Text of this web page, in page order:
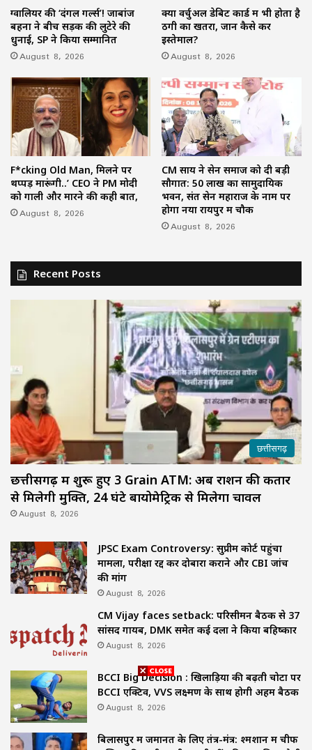
ग्वालियर की ‘दंगल गर्ल्स’! जाबांज
बहनों ने बीच सड़क की लुटेरे की
धुनाई, SP ने किया सम्मानित
August 8, 2026
क्या वर्चुअल डेबिट कार्ड में भी होता है
ठगी का खतरा, जानें कैसे करें
इस्तेमाल?
August 8, 2026
F*cking Old Man, मिलने पर
थप्पड़ मारूंगी..’ CEO ने PM मोदी
को गाली और मारने की कही बात,
August 8, 2026
CM साय ने सेन समाज को दी बड़ी
सौगात: 50 लाख का सामुदायिक
भवन, संत सेन महाराज के नाम पर
होगा नया रायपुर में चौक
August 8, 2026
Recent Posts
छत्तीसगढ़
छत्तीसगढ़ में शुरू हुए 3 Grain ATM: अब राशन की कतार
से मिलेगी मुक्ति, 24 घंटे बायोमेट्रिक से मिलेगा चावल
August 8, 2026
JPSC Exam Controversy: सुप्रीम कोर्ट पहुंचा
मामला, परीक्षा रद्द कर दोबारा कराने और CBI जांच
की मांग
August 8, 2026
CM Vijay faces setback: परिसीमन बैठक से 37
सांसद गायब, DMK समेत कई दलों ने किया बहिष्कार
August 8, 2026
BCCI Big Decision : खिलाड़ियों की बढ़ती चोटों पर
BCCI एक्टिव, VVS लक्ष्मण के साथ होगी अहम बैठक
August 8, 2026
बिलासपुर में जमानत के लिए तंत्र-मंत्र: श्मशान में चीफ